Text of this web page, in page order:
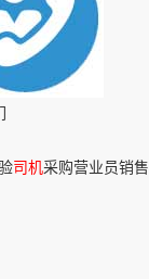
司机采购营业员销售